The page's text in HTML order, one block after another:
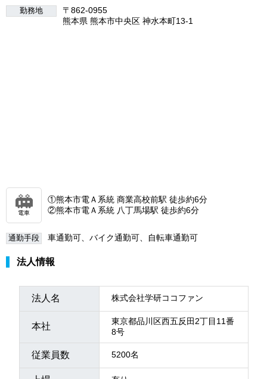
勤務地
〒862-0955
熊本県 熊本市中央区 神水本町13-1
電車
①熊本市電Ａ系統 商業高校前駅 徒歩約6分
②熊本市電Ａ系統 八丁馬場駅 徒歩約6分
通勤手段 車通勤可、バイク通勤可、自転車通勤可
法人情報
法人名 株式会社学研ココファン
本社
東京都品川区西五反田2丁目11番
8号
従業員数 5200名